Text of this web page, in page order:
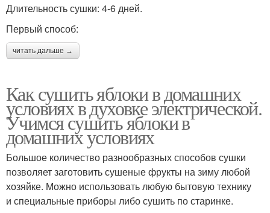
Длительность сушки: 4-6 дней.
Первый способ:
читать дальше →
Как сушить яблоки в домашних
условиях в духовке электрической.
Учимся сушить яблоки в
домашних условиях
Большое количество разнообразных способов сушки
позволяет заготовить сушеные фрукты на зиму любой
хозяйке. Можно использовать любую бытовую технику
и специальные приборы либо сушить по старинке.